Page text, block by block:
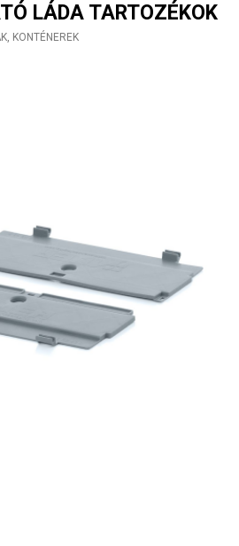
LÁDA TARTOZÉKOK
KONTÉNEREK